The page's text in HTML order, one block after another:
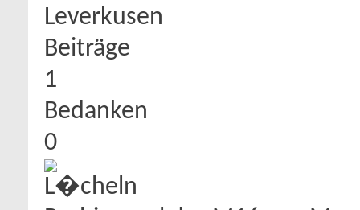
Leverkusen
Beiträge
1
Bedanken
0